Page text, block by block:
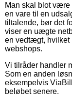
Man skal blot være
en vare til en
tiltalende, bør det
viser en uægte
en vedtægt, hvilket
webshops.
Vi tilråder handler
Som en anden
eksempelvis
beløbet senere.